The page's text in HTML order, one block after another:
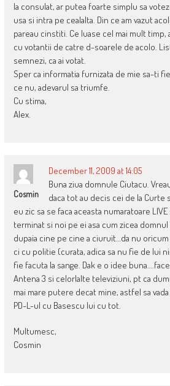
la consulat, ar putea foarte simplu sa
usa si intra pe cealalta. Din ce am vazut
pareau cinstiti. Ce luase cel mai mult
cu votantii de catre d-soarele de acolo.
semnezi, ca ai votat.
Sper ca informatia furnizata de mie sa-ti
ce nu, adevarul sa triumfe.
Cu stima,
Alex.
Cosmin
December 11, 2009 at 14:05
Buna ziua domnule Ciutacu.
daca tot au decis cei de la
eu zic sa se faca aceasta numaratoare
terminat si noi pe ei asa cum zicea
dupaia cine pe cine a ciuruit…da nu
ci cu politie (curata, adica sa nu fie de lui
fie facuta la sange. Dak e o idee
Antena 3 si celorlalte televiziuni, pt ca
mai mare putere decat mine, astfel sa
PD-L-ul cu Basescu lui cu tot.
Multumesc,
Cosmin